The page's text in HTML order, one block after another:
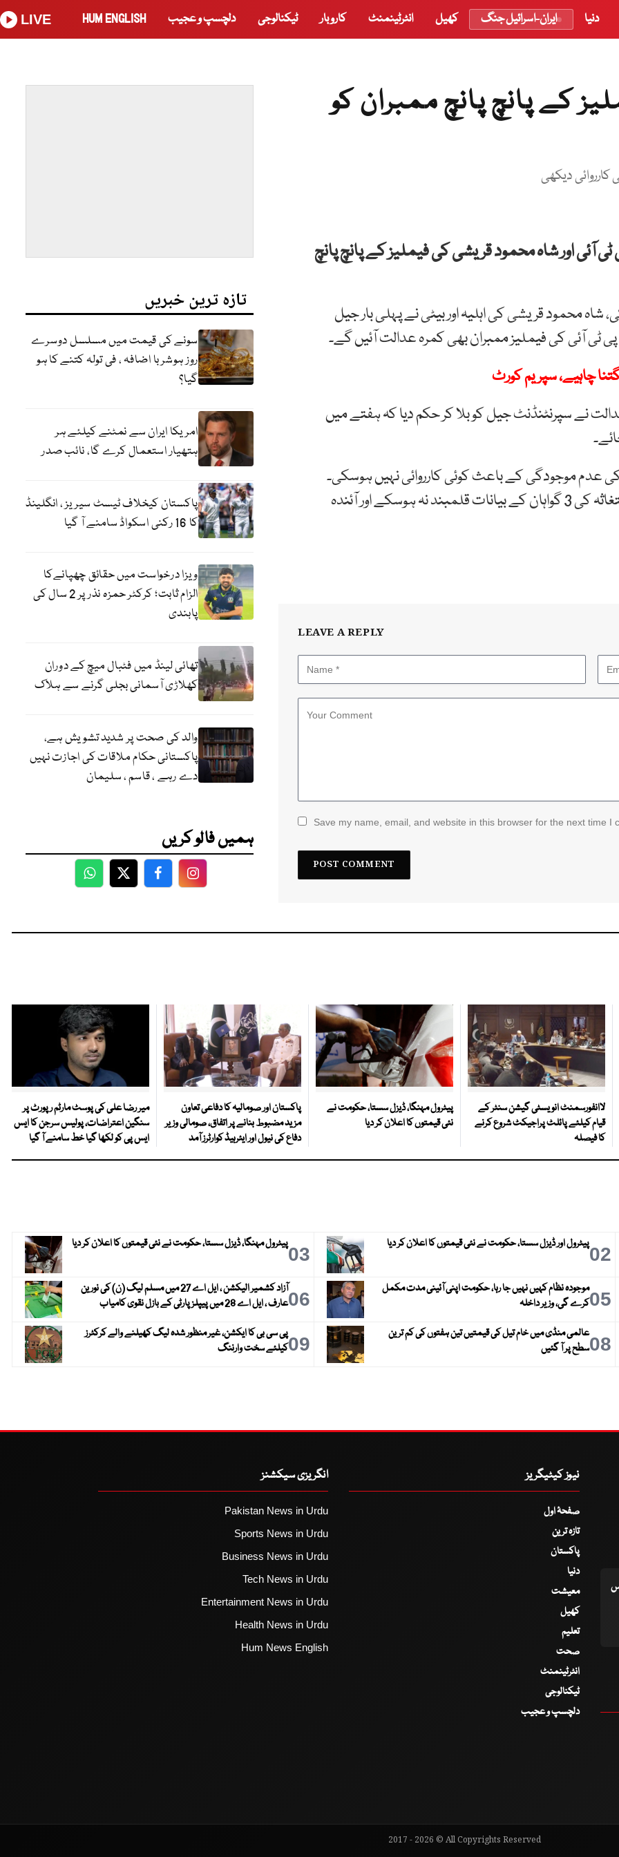
دنیا ایران-اسرائیل جنگ کھیل انٹرٹینمنٹ کاروبار ٹیکنالوجی دلچسپ و عجیب HUM ENGLISH
LIVE
کے پانچ پانچ ممبران کو
دیکھی
اور شاہ محمود قریشی کی فیملیز کے پانچ پانچ
شاہ محمود قریشی کی اہلیہ اور بیٹی نے پہلی بار جیل
ٹی آئی کی فیملیز ممبران بھی کمرہ عدالت آئیں گے۔
چاہیے، سپریم کورٹ
نے سپرنٹنڈنٹ جیل کو بلا کر حکم دیا کہ ہفتے میں
صفائی کی عدم موجودگی کے باعث کوئی کارروائی نہیں ہوسکی۔
آئندہ سماعت 14 نومبر منگل کو صبح 9 بجے ہوگی۔ استغاثہ کی 3 گواہان کے بیانات قلمبند نہ ہوسکے اور آئندہ
LEAVE A REPLY
Save my name, email, and website in this browser for the next time I
تازہ ترین خبریں
سونے کی قیمت میں مسلسل دوسرے
روز ہوشربا اضافہ ، فی تولہ کتنے کا ہو
گیا؟
امریکا ایران سے نمٹنے کیلئے ہر
ہتھیار استعمال کرے گا، نائب صدر
پاکستان کیخلاف ٹیسٹ سیریز ، انگلینڈ
کا 16 رکنی اسکواڈ سامنے آ گیا
ویزا درخواست میں حقائق چھپانےکا
الزام ثابت؛ کرکٹر حمزہ نذر پر 2 سال کی
پابندی
تھائی لینڈ میں فٹبال میچ کے دوران
کھلاڑی آسمانی بجلی گرنے سے ہلاک
والد کی صحت پر شدید تشویش ہے،
پاکستانی حکام ملاقات کی اجازت نہیں
دے رہے ، قاسم ، سلیمان
ہمیں فالو کریں
WhatsApp
TwitterFacebookFacebook
لاانفورسمنٹ انویسٹی گیشن سنٹر کے
قیام کیلئے پائلٹ پراجیکٹ شروع کرنے
کا فیصلہ
پیٹرول مہنگا، ڈیزل سستا، حکومت نے
نئی قیمتوں کا اعلان کر دیا
پاکستان اور صومالیہ کا دفاعی تعاون
مزید مضبوط بنانے پر اتفاق، صومالی وزیر
دفاع کی نیول اور ایئرہیڈ کوارٹرز آمد
میر رضا علی کی پوسٹ مارٹم رپورٹ پر
سنگین اعتراضات، پولیس سرجن کا ایس
ایس پی کو لکھا گیا خط سامنے آ گیا
02پیٹرول اور ڈیزل سستا، حکومت نے نئی قیمتوں کا اعلان کر دیا 03پیٹرول مہنگا، ڈیزل سستا، حکومت نے نئی قیمتوں کا اعلان کر دیا
05موجودہ نظام کہیں نہیں جا رہا، حکومت اپنی آئینی مدت مکمل
کرے گی، وزیر داخلہ
06
آزاد کشمیر الیکشن ، ایل اے 27 میں مسلم لیگ (ن) کی نورین
عارف ، ایل اے 28 میں پیپلز پارٹی کے بازل نقوی کامیاب
08عالمی منڈی میں خام تیل کی قیمتیں تین ہفتوں کی کم ترین
سطح پر آ گئیں
09پی سی بی کا ایکشن، غیر منظور شدہ لیگ کھیلنے والے کرکٹرز
کیلئے سخت وارننگ
نیوز کیٹیگریز
صفحۂ اول
تازہ ترین
پاکستان
دنیا
معیشت
کھیل
تعلیم
صحت
انٹرٹینمنٹ
ٹیکنالوجی
دلچسپ و عجیب
انگریزی سیکشنز
Pakistan News in Urdu
Sports News in Urdu
Business News in Urdu
Tech News in Urdu
Entertainment News in Urdu
Health News in Urdu
Hum News English
2017 - 2026 © All Copyrights Reserved